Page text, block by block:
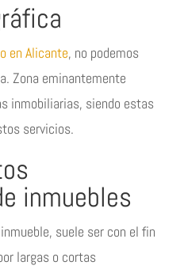
en Alicante, no podemos
Zona eminantemente
inmobiliarias, siendo estas
servicios.
inmuebles
suele ser con el fin
largas o cortas